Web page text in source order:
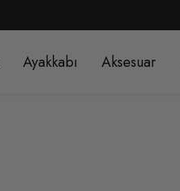
Ayakkabı Aksesuar